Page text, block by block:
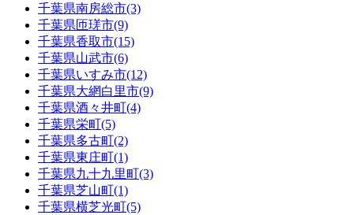
千葉県南房総市(3)
千葉県匝瑳市(9)
千葉県香取市(15)
千葉県山武市(6)
千葉県いすみ市(12)
千葉県大網白里市(9)
千葉県酒々井町(4)
千葉県栄町(5)
千葉県多古町(2)
千葉県東庄町(1)
千葉県九十九里町(3)
千葉県芝山町(1)
千葉県横芝光町(5)